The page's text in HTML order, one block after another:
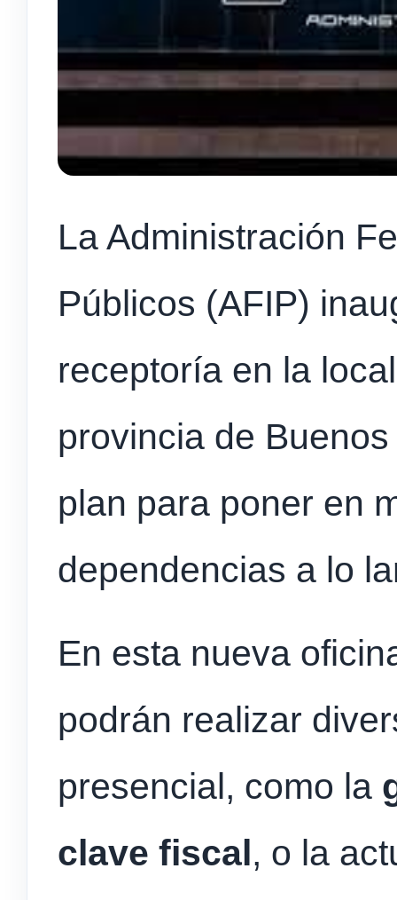
La Administración
Públicos (AFIP)
receptoría en la
provincia de
plan para poner en
dependencias a lo
En esta nueva
podrán realizar
presencial, como la
clave fiscal, o la